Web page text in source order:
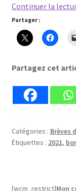
Continuer la
Partager :
Partagez cet
Catégories : Brèves
Étiquettes : 2021,
[wcm_restrict]Mon